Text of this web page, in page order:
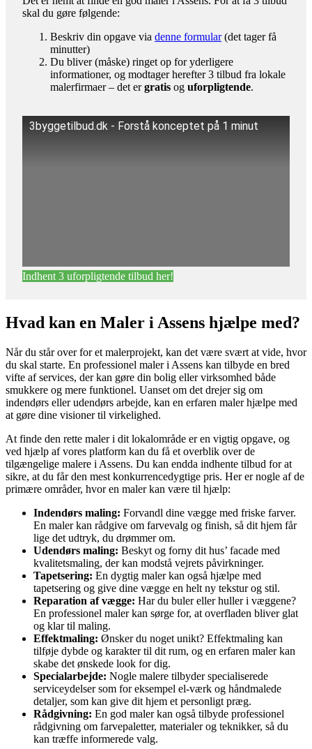
skal du gøre følgende:
Beskriv din opgave via denne formular(det tager få
minutter)
Du bliver (måske) ringet op for yderligere
informationer, og modtager herefter 3 tilbud fra lokale
malerfirmaer – det ergratis og uforpligtende.
3byggetilbud.dk - Forstå konceptet på 1 minut
Indhent 3 uforpligtende tilbud her!
Hvad kan en Maler i Assens hjælpe med?
Når du står over for et malerprojekt, kan det være svært at vide, hvor
du skal starte. En professionel maler i Assens kan tilbyde en bred
vifte af services, der kan gøre din bolig eller virksomhed både
smukkere og mere funktionel. Uanset om det drejer sig om
indendørs eller udendørs arbejde, kan en erfaren maler hjælpe med
at gøre dine visioner til virkelighed.
At finde den rette maler i dit lokalområde er en vigtig opgave, og
ved hjælp af vores platform kan du få et overblik over de
tilgængelige malere i Assens. Du kan endda indhente tilbud for at
sikre, at du får den mest konkurrencedygtige pris. Her er nogle af de
primære områder, hvor en maler kan være til hjælp:
Indendørs maling: Forvandl dine vægge med friske farver.
En maler kan rådgive om farvevalg og finish, så dit hjem får
lige det udtryk, du drømmer om.
Udendørs maling: Beskyt og forny dit hus’ facade med
kvalitetsmaling, der kan modstå vejrets påvirkninger.
Tapetsering: En dygtig maler kan også hjælpe med
tapetsering og give dine vægge en helt ny tekstur og stil.
Reparation af vægge: Har du buler eller huller i væggene?
En professionel maler kan sørge for, at overfladen bliver glat
og klar til maling.
Effektmaling: Ønsker du noget unikt? Effektmaling kan
tilføje dybde og karakter til dit rum, og en erfaren maler kan
skabe det ønskede look for dig.
Specialarbejde: Nogle malere tilbyder specialiserede
serviceydelser som for eksempel el-værk og håndmalede
detaljer, som kan give dit hjem et personligt præg.
Rådgivning: En god maler kan også tilbyde professionel
rådgivning om farvepaletter, materialer og teknikker, så du
kan træffe informerede valg.